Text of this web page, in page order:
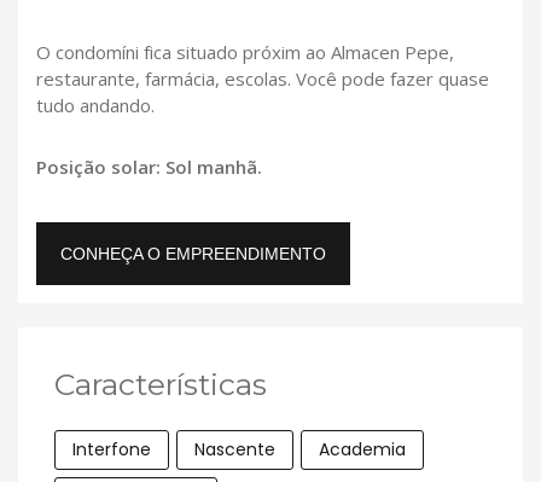
O condomíni fica situado próxim ao Almacen Pepe,
restaurante, farmácia, escolas. Você pode fazer quase
tudo andando.
Posição solar: Sol manhã.
CONHEÇA O EMPREENDIMENTO
Características
Interfone Nascente
Academia